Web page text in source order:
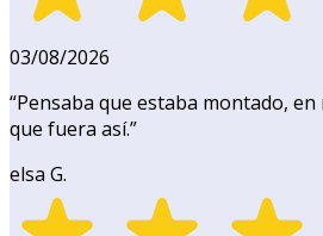
03/08/2026
“Pensaba que estaba montado,
que fuera así.”
elsa G.